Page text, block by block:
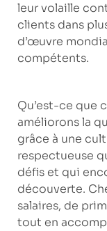
leur volaille
clients dans
d’œuvre
compétents.
Qu’est-ce que
améliorons la
grâce à une
respectueuse
défis et qui
découverte.
salaires, de
tout en